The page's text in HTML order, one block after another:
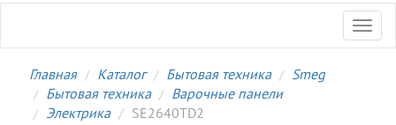
Главная Каталог Бытовая техника
Smeg
Бытовая техника
Варочные панели
Электрика
SE2640TD2